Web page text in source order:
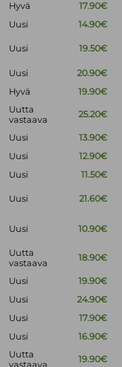
Hyvä
17.90€
Uusi
14.90€
Uusi 19.50€
Uusi
20.90€
Hyvä 19.90€
Uutta
vastaava
25.20€
Uusi
13.90€
Uusi
12.90€
Uusi
11.50€
Uusi 21.60€
Uusi 10.90€
Uutta
vastaava
18.90€
Uusi
19.90€
Uusi
24.90€
Uusi
17.90€
Uusi 16.90€
Uutta
vastaava
19.90€